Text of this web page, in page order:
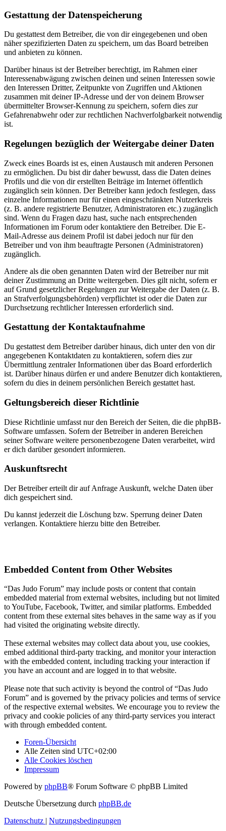
Gestattung der Datenspeicherung
Du gestattest dem Betreiber, die von dir eingegebenen und oben
näher spezifizierten Daten zu speichern, um das Board betreiben
und anbieten zu können.
Darüber hinaus ist der Betreiber berechtigt, im Rahmen einer
Interessenabwägung zwischen deinen und seinen Interessen sowie
den Interessen Dritter, Zeitpunkte von Zugriffen und Aktionen
zusammen mit deiner IP-Adresse und der von deinem Browser
übermittelter Browser-Kennung zu speichern, sofern dies zur
Gefahrenabwehr oder zur rechtlichen Nachverfolgbarkeit notwendig
ist.
Regelungen bezüglich der Weitergabe deiner Daten
Zweck eines Boards ist es, einen Austausch mit anderen Personen
zu ermöglichen. Du bist dir daher bewusst, dass die Daten deines
Profils und die von dir erstellten Beiträge im Internet öffentlich
zugänglich sein können. Der Betreiber kann jedoch festlegen, dass
einzelne Informationen nur für einen eingeschränkten Nutzerkreis
(z. B. andere registrierte Benutzer, Administratoren etc.) zugänglich
sind. Wenn du Fragen dazu hast, suche nach entsprechenden
Informationen im Forum oder kontaktiere den Betreiber. Die E-
Mail-Adresse aus deinem Profil ist dabei jedoch nur für den
Betreiber und von ihm beauftragte Personen (Administratoren)
zugänglich.
Andere als die oben genannten Daten wird der Betreiber nur mit
deiner Zustimmung an Dritte weitergeben. Dies gilt nicht, sofern er
auf Grund gesetzlicher Regelungen zur Weitergabe der Daten (z. B.
an Strafverfolgungsbehörden) verpflichtet ist oder die Daten zur
Durchsetzung rechtlicher Interessen erforderlich sind.
Gestattung der Kontaktaufnahme
Du gestattest dem Betreiber darüber hinaus, dich unter den von dir
angegebenen Kontaktdaten zu kontaktieren, sofern dies zur
Übermittlung zentraler Informationen über das Board erforderlich
ist. Darüber hinaus dürfen er und andere Benutzer dich kontaktieren,
sofern du dies in deinem persönlichen Bereich gestattet hast.
Geltungsbereich dieser Richtlinie
Diese Richtlinie umfasst nur den Bereich der Seiten, die die phpBB-
Software umfassen. Sofern der Betreiber in anderen Bereichen
seiner Software weitere personenbezogene Daten verarbeitet, wird
er dich darüber gesondert informieren.
Auskunftsrecht
Der Betreiber erteilt dir auf Anfrage Auskunft, welche Daten über
dich gespeichert sind.
Du kannst jederzeit die Löschung bzw. Sperrung deiner Daten
verlangen. Kontaktiere hierzu bitte den Betreiber.
Embedded Content from Other Websites
“Das Judo Forum” may include posts or content that contain
embedded material from external websites, including but not limited
to YouTube, Facebook, Twitter, and similar platforms. Embedded
content from these external sites behaves in the same way as if you
had visited the originating website directly.
These external websites may collect data about you, use cookies,
embed additional third-party tracking, and monitor your interaction
with the embedded content, including tracking your interaction if
you have an account and are logged in to that website.
Please note that such activity is beyond the control of “Das Judo
Forum” and is governed by the privacy policies and terms of service
of the respective external websites. We encourage you to review the
privacy and cookie policies of any third-party services you interact
with through embedded content.
Foren-Übersicht
Alle Zeiten sind UTC+02:00
Alle Cookies löschen
Impressum
Powered by phpBB® Forum Software © phpBB Limited
Deutsche Übersetzung durch phpBB.de
Datenschutz
Nutzungsbedingungen